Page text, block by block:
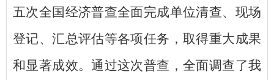
五次全国经济普查全面完成单位清查、现场
登记、汇总评估等各项任务，取得重大成果
和显著成效。通过这次普查，全面调查了我